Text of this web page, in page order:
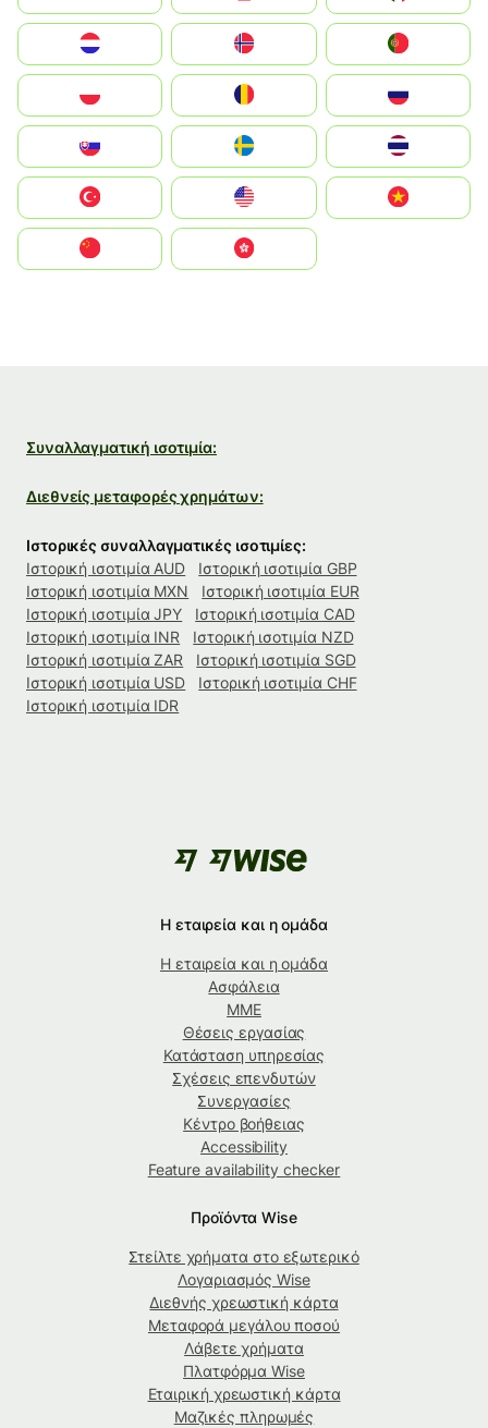
United States
中國香港特別行政區
Συναλλαγματική ισοτιμία:
Διεθνείς μεταφορές χρημάτων:
Ιστορικές συναλλαγματικές ισοτιμίες:
Ιστορική ισοτιμία AUD
Ιστορική ισοτιμία GBP
Ιστορική ισοτιμία MXN
Ιστορική ισοτιμία EUR
Ιστορική ισοτιμία JPY
Ιστορική ισοτιμία CAD
Ιστορική ισοτιμία INR
Ιστορική ισοτιμία NZD
Ιστορική ισοτιμία ZAR
Ιστορική ισοτιμία SGD
Ιστορική ισοτιμία USD
Ιστορική ισοτιμία CHF
Ιστορική ισοτιμία IDR
Η εταιρεία και η ομάδα
Η εταιρεία και η ομάδα
Ασφάλεια
ΜΜΕ
Θέσεις εργασίας
Κατάσταση υπηρεσίας
Σχέσεις επενδυτών
Συνεργασίες
Κέντρο βοήθειας
Accessibility
Feature availability checker
Προϊόντα Wise
Στείλτε χρήματα στο εξωτερικό
Λογαριασμός Wise
Διεθνής χρεωστική κάρτα
Μεταφορά μεγάλου ποσού
Λάβετε χρήματα
Πλατφόρμα Wise
Εταιρική χρεωστική κάρτα
Μαζικές πληρωμές